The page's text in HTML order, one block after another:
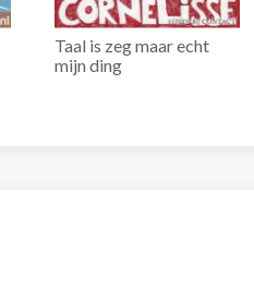
Taal is zeg maar echt
mijn ding